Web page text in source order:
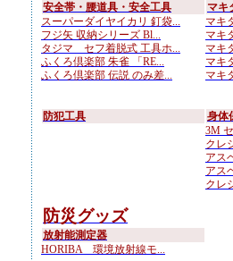
安全帯・腰道具・安全工具
スーパーダイヤイカリ 釘袋...
フジ矢 収納シリーズ Bl...
タジマ セフ着脱式 工具ホ...
ふくろ倶楽部 朱雀 「RE...
ふくろ倶楽部 伝説 のみ差...
マキ
マキ
マキ
マキ
マキ
マキ
防犯工具
身体
3M
クレ
アス
アス
クレ
防災グッズ
放射能測定器
HORIBA 環境放射線モ...